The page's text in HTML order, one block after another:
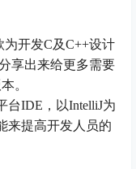
为开发C及C++设计
享出来给更多需要
。
台IDE，以IntelliJ为
来提高开发人员的